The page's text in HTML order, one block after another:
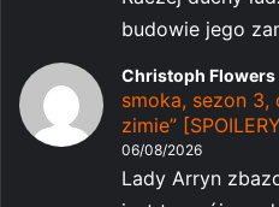
budowie jego
Christoph Flowers
smoka, sezon 3,
zimie”
06/08/2026
Lady Arryn